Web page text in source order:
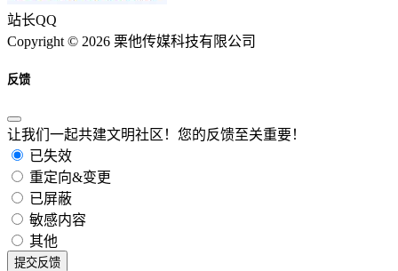
站长QQ
Copyright © 2026 栗他传媒科技有限公司
反馈
让我们一起共建文明社区！您的反馈至关重要！
已失效
重定向&变更
已屏蔽
敏感内容
其他
提交反馈